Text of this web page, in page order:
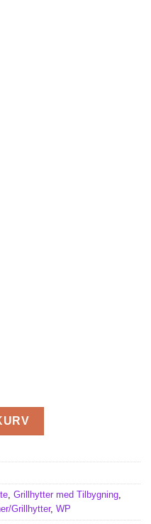
+ 4.75 m² antal
Grillhytter med Tilbygning
Grillhytter, WP